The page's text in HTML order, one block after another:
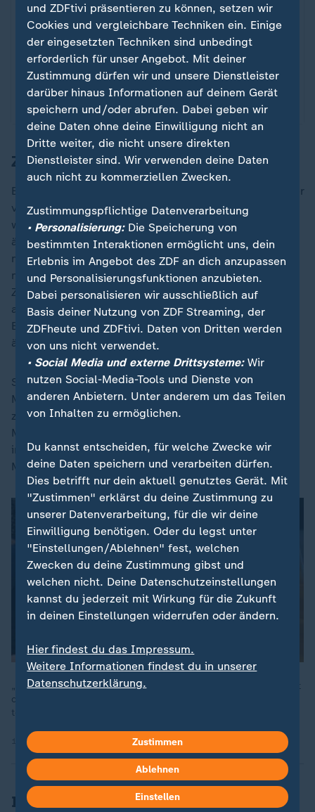
News“ jederzeit widerrufen.
Infografiken anzeigen
Datenschutzeinstellungen anpassen
Zustimmung von Praktikern
Bemerkenswert ist der Fall auch deshalb, weil viele der
von Göcken beschriebenen Probleme dem ZDF
während der Recherche von anderen Praktikern in
ähnlicher Form geschildert wurden - häufig allerdings
nur unter der Bedingung, anonym zu bleiben. Auch
nach Ausstrahlung der Dokumentation erreichen das
ZDF weitere Zuschriften und Berichte von Mitarbeitern
aus Jobcentern und Verwaltungen, die zentrale
Beobachtungen der Recherche bestätigen oder
ähnliche Erfahrungen schildern.
Sie berichten, die Bearbeitung von Hinweisen auf
Missbrauch sei zumeist so aufwändig, dass sie kaum
zu leisten sei. Insbesondere langjährige
Mitarbeiterinnen und Mitarbeiter beschreiben, dass es
in vergangenen Jahren eher schwieriger geworden sei,
Missbrauch zu erfassen und dagegen vorzugehen.
„Wir haben hier ein massives Problem“, denn 30 bis 40 Prozent
der Leistungsempfänger nutzten das System zumindest
teilweise aus, sagt ZDF-Rechtsexpertin Sarah Tacke.
13.05.2026 | 3:58 min
Insider berichten anonym
und ZDFtivi präsentieren zu können, setzen wir
Cookies und vergleichbare Techniken ein. Einige
der eingesetzten Techniken sind unbedingt
erforderlich für unser Angebot. Mit deiner
Zustimmung dürfen wir und unsere Dienstleister
darüber hinaus Informationen auf deinem Gerät
speichern und/oder abrufen. Dabei geben wir
deine Daten ohne deine Einwilligung nicht an
Dritte weiter, die nicht unsere direkten
Dienstleister sind. Wir verwenden deine Daten
auch nicht zu kommerziellen Zwecken.
Zustimmungspflichtige Datenverarbeitung
• Personalisierung:Die Speicherung von
bestimmten Interaktionen ermöglicht uns, dein
Erlebnis im Angebot des ZDF an dich anzupassen
und Personalisierungsfunktionen anzubieten.
Dabei personalisieren wir ausschließlich auf
Basis deiner Nutzung von ZDF Streaming, der
ZDFheute und ZDFtivi. Daten von Dritten werden
von uns nicht verwendet.
• Social Media und externe Drittsysteme:Wir
nutzen Social-Media-Tools und Dienste von
anderen Anbietern. Unter anderem um das Teilen
von Inhalten zu ermöglichen.
Du kannst entscheiden, für welche Zwecke wir
deine Daten speichern und verarbeiten dürfen.
Dies betrifft nur dein aktuell genutztes Gerät. Mit
"Zustimmen" erklärst du deine Zustimmung zu
unserer Datenverarbeitung, für die wir deine
Einwilligung benötigen. Oder du legst unter
"Einstellungen/Ablehnen" fest, welchen
Zwecken du deine Zustimmung gibst und
welchen nicht. Deine Datenschutzeinstellungen
kannst du jederzeit mit Wirkung für die Zukunft
in deinen Einstellungen widerrufen oder ändern.
Hier findest du das Impressum.
Weitere Informationen findest du in unserer
Datenschutzerklärung.
Zustimmen
Ablehnen
Einstellen